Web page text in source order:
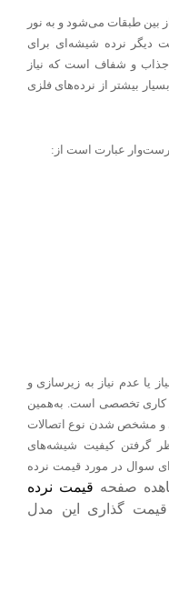
بین طبقات می‌شود و به نور
دیگر نرده شیشه‌ای برای
جذاب و شفاف است که نیاز
بیشتر از نرده‌های فلزی
عبارت است از :
یا عدم نیاز به زیرسازی و
کاری تخصصی است. به‌همین
و مشخص شدن نوع اتصالات
گرفتن کیفیت شیشه‌های
سوال در مورد قیمت نرده
صفحه قیمت نرده
گذاری این مدل